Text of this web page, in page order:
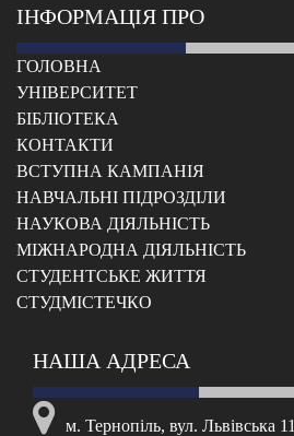
ІНФОРМАЦІЯ ПРО
ГОЛОВНА
УНІВЕРСИТЕТ
БІБЛІОТЕКА
КОНТАКТИ
ВСТУПНА КАМПАНІЯ
НАВЧАЛЬНІ ПІДРОЗДІЛИ
НАУКОВА ДІЯЛЬНІСТЬ
МІЖНАРОДНА ДІЯЛЬНІСТЬ
CТУДЕНТСЬКЕ ЖИТТЯ
CТУДМІСТЕЧКО
НАША АДРЕСА
м. Тернопіль, вул. Львівська 11